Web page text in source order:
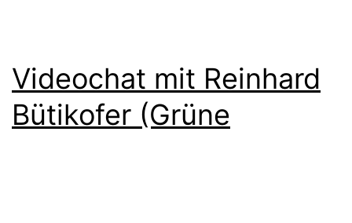
Videochat mit Reinhard
Bütikofer (Grüne